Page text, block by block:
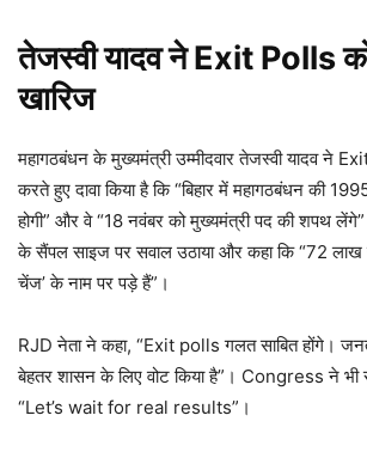
तेजस्वी यादव ने Exit Polls
खारिज
महागठबंधन के मुख्यमंत्री उम्मीदवार तेजस्वी यादव ने
करते हुए दावा किया है कि “बिहार में महागठबंधन की
होगी” और वे “18 नवंबर को मुख्यमंत्री पद की शपथ
के सैंपल साइज पर सवाल उठाया और कहा कि “72 लाख से
चेंज’ के नाम पर पड़े हैं”।​
RJD नेता ने कहा, “Exit polls गलत साबित होंगे।
बेहतर शासन के लिए वोट किया है”। Congress ने भी
“Let’s wait for real results”।​